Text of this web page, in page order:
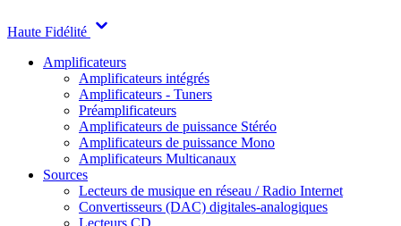
Haute Fidélité
Amplificateurs
Amplificateurs intégrés
Amplificateurs - Tuners
Préamplificateurs
Amplificateurs de puissance Stéréo
Amplificateurs de puissance Mono
Amplificateurs Multicanaux
Sources
Lecteurs de musique en réseau / Radio Internet
Convertisseurs (DAC) digitales-analogiques
Lecteurs CD